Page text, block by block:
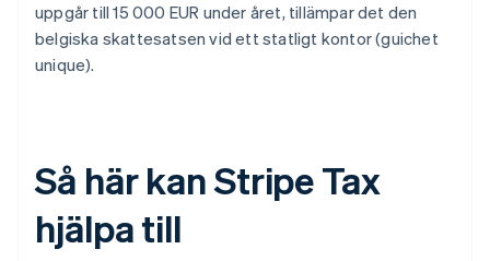
uppgår till 15 000 EUR under året, tillämpar det den
belgiska skattesatsen vid ett statligt kontor (guichet
unique).
Så här kan Stripe Tax
hjälpa till